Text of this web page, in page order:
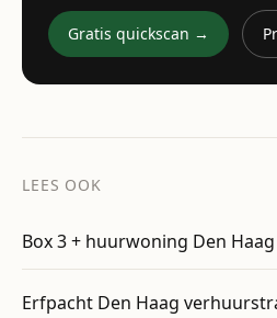
Gratis quickscan →
LEES OOK
Box 3 + huurwoning Den
Erfpacht Den Haag